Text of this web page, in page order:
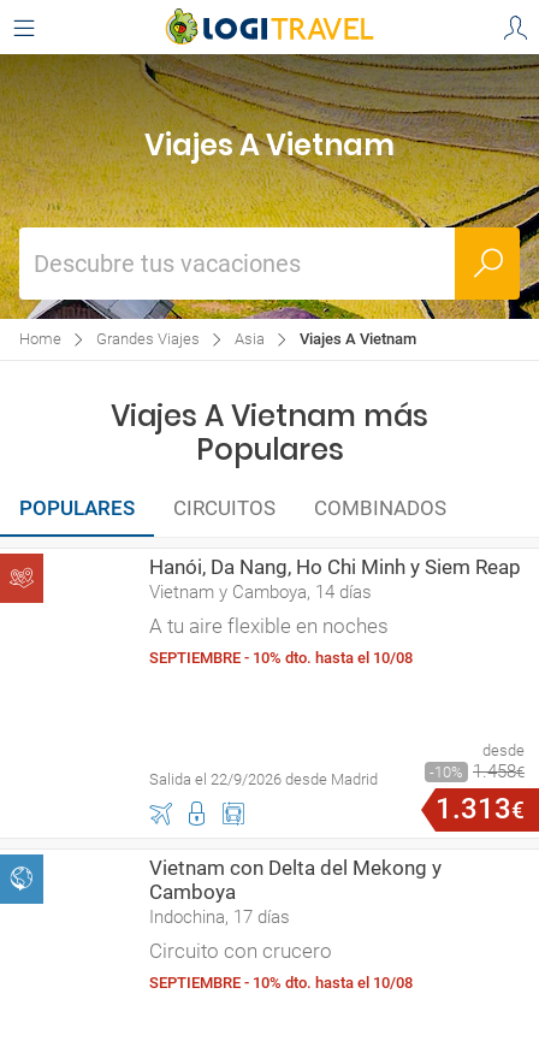
Viajes A Vietnam
Descubre tus vacaciones
Home Grandes Viajes Asia Viajes A Vietnam
Viajes A Vietnam más
Populares
POPULARES CIRCUITOS COMBINADOS
Hanói, Da Nang, Ho Chi Minh y Siem Reap
Vietnam y Camboya, 14 días
A tu aire flexible en noches
SEPTIEMBRE - 10% dto. hasta el 10/08
Salida el 22/9/2026 desde Madrid
desde
10
1.458€
1 .313€
Vietnam con Delta del Mekong y
Camboya
Indochina, 17 días
Circuito con crucero
SEPTIEMBRE - 10% dto. hasta el 10/08